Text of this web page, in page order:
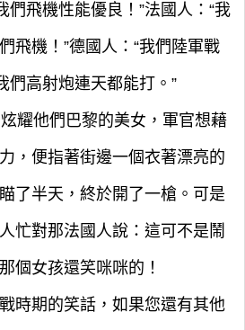
們飛機性能優良！”法國人：“我
飛機！”德國人：“我們陸軍戰
們高射炮連天都能打。”
耀他們巴黎的美女，軍官想藉
，便指著街邊一個衣著漂亮的
了半天，終於開了一槍。可是
忙對那法國人說：這可不是鬧
個女孩還笑咪咪的！
時期的笑話，如果您還有其他